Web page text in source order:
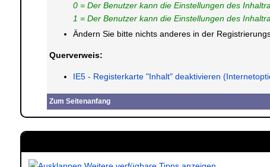
0 = Der Benutzer kann die Einstellungen des
1 = Der Benutzer kann die Einstellungen des
Ändern Sie bitte nichts anderes in der
Querverweis:
IE5 - Registerkarte "Inhalt" deaktivieren
Zum Seitenanfang